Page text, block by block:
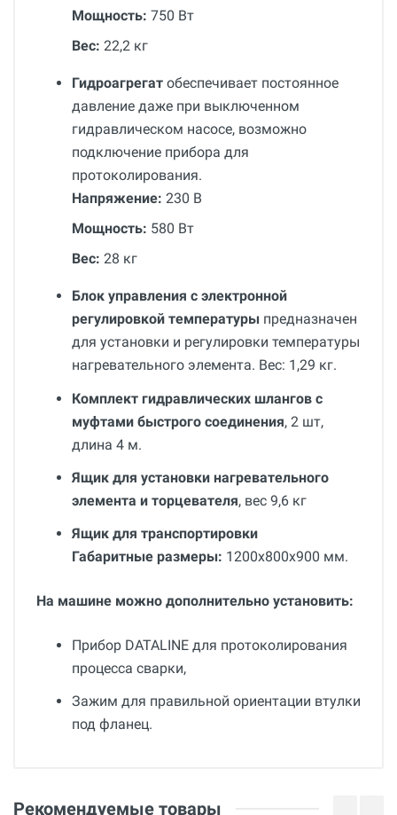
Мощность: 750 Вт
Вес: 22,2 кг
Гидроагрегат обеспечивает постоянное
давление даже при выключенном
гидравлическом насосе, возможно
подключение прибора для
протоколирования.
Напряжение: 230 В
Мощность: 580 Вт
Вес: 28 кг
Блок управления с электронной
регулировкой температуры предназначен
для установки и регулировки температуры
нагревательного элемента. Вес: 1,29 кг.
Комплект гидравлических шлангов с
муфтами быстрого соединения, 2 шт,
длина 4 м.
Ящик для установки нагревательного
элемента и торцевателя, вес 9,6 кг
Ящик для транспортировки
Габаритные размеры: 1200х800х900 мм.
На машине можно дополнительно установить:
Прибор DATALINE для протоколирования
процесса сварки,
Зажим для правильной ориентации втулки
под фланец.
Оценка
Рекомендуемые товары